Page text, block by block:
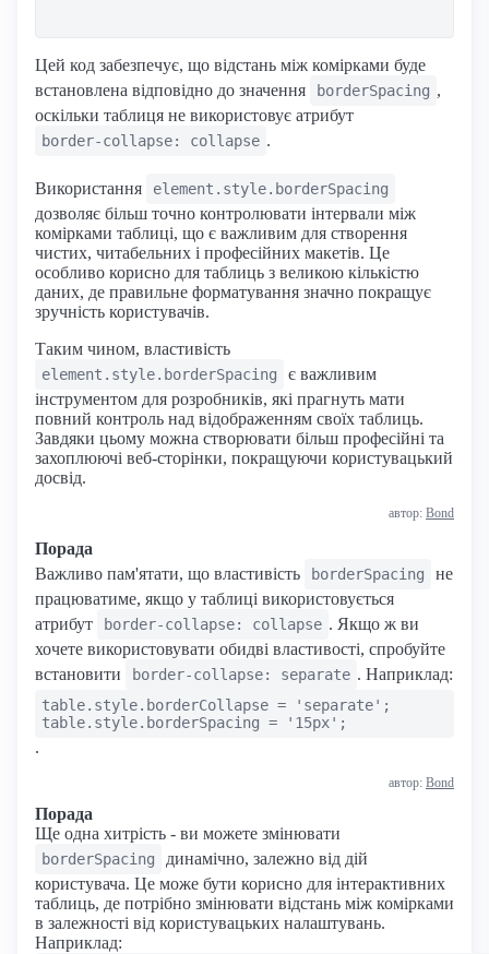
Цей код забезпечує, що відстань між комірками буде
встановлена відповідно до значення
borderSpacing ,
оскільки таблиця не використовує атрибут
border-collapse: collapse .
Використання element.style.borderSpacing
дозволяє більш точно контролювати інтервали між
комірками таблиці, що є важливим для створення
чистих, читабельних і професійних макетів. Це
особливо корисно для таблиць з великою кількістю
даних, де правильне форматування значно покращує
зручність користувачів.
Таким чином, властивість
element.style.borderSpacing
є важливим
інструментом для розробників, які прагнуть мати
повний контроль над відображенням своїх таблиць.
Завдяки цьому можна створювати більш професійні та
захоплюючі веб-сторінки, покращуючи користувацький
досвід.
автор: Bond
Порада
Важливо пам'ятати, що властивість
borderSpacing
не
працюватиме, якщо у таблиці використовується
атрибут
border-collapse: collapse . Якщо ж ви
хочете використовувати обидві властивості, спробуйте
встановити
border-collapse: separate . Наприклад:
table.style.borderCollapse = 'separate';
table.style.borderSpacing = '15px';
.
автор: Bond
Порада
Ще одна хитрість - ви можете змінювати
borderSpacing
динамічно, залежно від дій
користувача. Це може бути корисно для інтерактивних
таблиць, де потрібно змінювати відстань між комірками
в залежності від користувацьких налаштувань.
Наприклад: